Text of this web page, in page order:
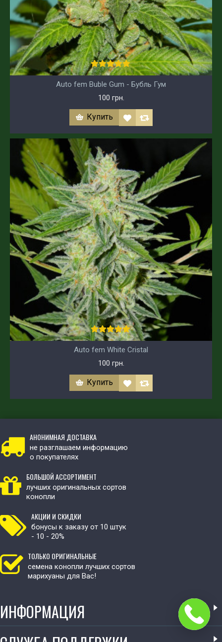
Auto fem Buble Gum - Бубль Гум
100 грн.
Купить
Auto fem White Cristal
100 грн.
Купить
АНОНИМНАЯ ДОСТАВКА
не разглашаем информацию
о покупателях
БОЛЬШОЙ АССОРТИМЕНТ
лучших оригинальных сортов
конопли
АКЦИИ И СКИДКИ
бонусы к заказу от 10 штук
- 10 - 20%
ТОЛЬКО ОРИГИНАЛЬНЫЕ
семена конопли лучших сортов
марихуаны для Вас!
ИНФОРМАЦИЯ